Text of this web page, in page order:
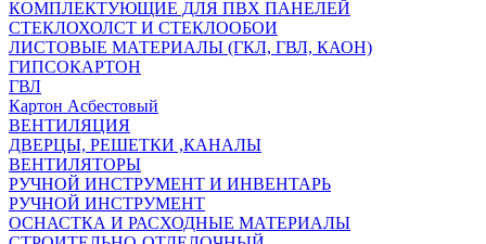
КОМПЛЕКТУЮЩИЕ ДЛЯ ПВХ ПАНЕЛЕЙ
СТЕКЛОХОЛСТ И СТЕКЛООБОИ
ЛИСТОВЫЕ МАТЕРИАЛЫ (ГКЛ, ГВЛ, КАОН)
ГИПСОКАРТОН
ГВЛ
Картон Асбестовый
ВЕНТИЛЯЦИЯ
ДВЕРЦЫ, РЕШЕТКИ ,КАНАЛЫ
ВЕНТИЛЯТОРЫ
РУЧНОЙ ИНСТРУМЕНТ И ИНВЕНТАРЬ
РУЧНОЙ ИНСТРУМЕНТ
ОСНАСТКА И РАСХОДНЫЕ МАТЕРИАЛЫ